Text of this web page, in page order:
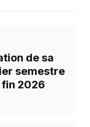
de sa
semestre
fin 2026